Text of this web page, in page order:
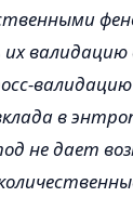
в
не дает